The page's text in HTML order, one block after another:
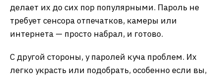
делает их до сих пор популярными. Пароль не
требует сенсора отпечатков, камеры или
интернета — просто набрал, и готово.
С другой стороны, у паролей куча проблем. Их
легко украсть или подобрать, особенно если вы,